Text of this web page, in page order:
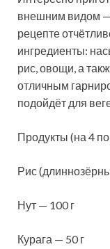
внешним видом —
рецепте
ингредиенты:
рис, овощи, а
отличным
подойдёт для
Продукты (на 4
Рис
Нут — 100 г
Курага — 50 г